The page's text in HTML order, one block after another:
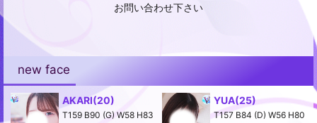
お問い合わせ下さい
new face
AKARI(20)
T159 B90 (G) W58 H83
YUA(25)
T157 B84 (D) W56 H80